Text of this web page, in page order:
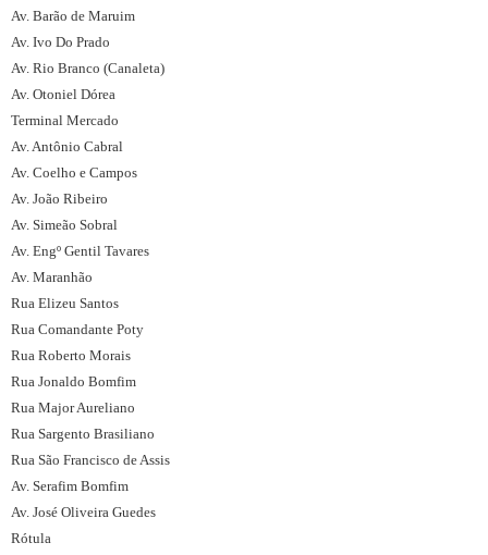
Av. Barão de Maruim
Av. Ivo Do Prado
Av. Rio Branco (Canaleta)
Av. Otoniel Dórea
Terminal Mercado
Av. Antônio Cabral
Av. Coelho e Campos
Av. João Ribeiro
Av. Simeão Sobral
Av. Engº Gentil Tavares
Av. Maranhão
Rua Elizeu Santos
Rua Comandante Poty
Rua Roberto Morais
Rua Jonaldo Bomfim
Rua Major Aureliano
Rua Sargento Brasiliano
Rua São Francisco de Assis
Av. Serafim Bomfim
Av. José Oliveira Guedes
Rótula